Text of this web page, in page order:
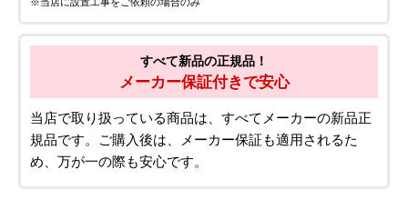
すべて新品の正規品！
メーカー保証付きで安心
当店で取り扱っている商品は、すべてメーカーの新品正
規品です。ご購入後は、メーカー保証も適用されるた
め、万が一の際も安心です。